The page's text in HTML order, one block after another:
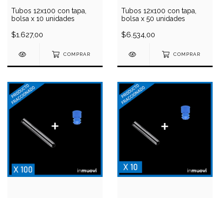
Tubos 12x100 con tapa,
bolsa x 10 unidades
$1.627,00
COMPRAR
Tubos 12x100 con tapa,
bolsa x 50 unidades
$6.534,00
COMPRAR